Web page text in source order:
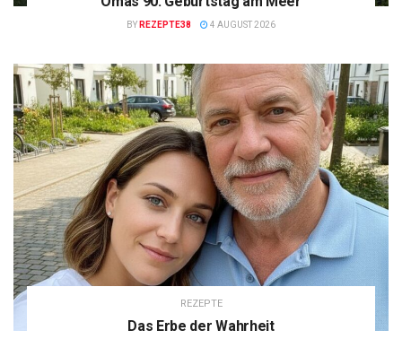
BY REZEPTE38 4 AUGUST 2026
REZEPTE
Das Erbe der Wahrheit